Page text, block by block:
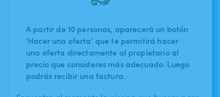
A partir de 10 personas, aparecerá un botón
'Hacer una oferta' que te permitirá hacer
una oferta directamente al propietario al
precio que consideres más adecuado. Luego
podrás recibir una factura.